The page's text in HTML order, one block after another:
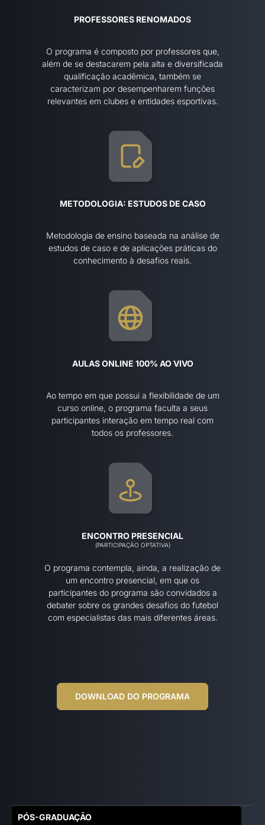
PROFESSORES RENOMADOS
O programa é composto por professores que,
além de se destacarem pela alta e diversificada
qualificação acadêmica, também se
caracterizam por desempenharem funções
relevantes em clubes e entidades esportivas.
METODOLOGIA: ESTUDOS DE CASO
Metodologia de ensino baseada na análise de
estudos de caso e de aplicações práticas do
conhecimento à desafios reais.
AULAS ONLINE 100% AO VIVO
Ao tempo em que possui a flexibilidade de um
curso online, o programa faculta a seus
participantes interação em tempo real com
todos os professores.
ENCONTRO PRESENCIAL
(PARTICIPAÇÃO OPTATIVA)
O programa contempla, ainda, a realização de
um encontro presencial, em que os
participantes do programa são convidados a
debater sobre os grandes desafios do futebol
com especialistas das mais diferentes áreas.
DOWNLOAD DO PROGRAMA
PÓS-GRADUAÇÃO